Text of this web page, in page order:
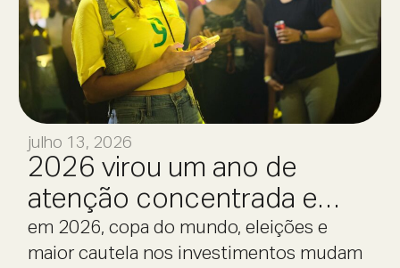
julho 13, 2026
2026 virou um ano de
atenção concentrada e
decisão cautelosa.
em 2026, copa do mundo, eleições e
maior cautela nos investimentos mudam